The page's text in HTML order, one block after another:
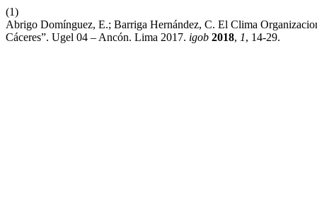
(1)
Abrigo Domínguez, E.; Barriga Hernández, C. El Clima
Cáceres”. Ugel 04 – Ancón. Lima 2017. igob 2018, 1, 14-29.